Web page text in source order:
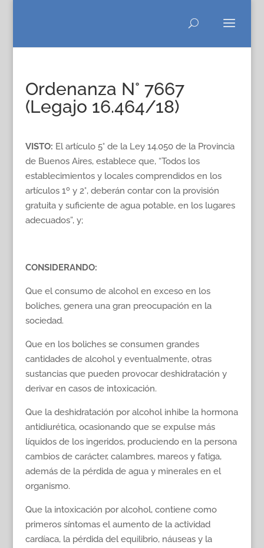
Ordenanza N° 7667
(Legajo 16.464/18)
VISTO: El artículo 5° de la Ley 14.050 de la Provincia
de Buenos Aires, establece que, “Todos los
establecimientos y locales comprendidos en los
artículos 1º y 2°, deberán contar con la provisión
gratuita y suficiente de agua potable, en los lugares
adecuados”, y;
CONSIDERANDO:
Que el consumo de alcohol en exceso en los
boliches, genera una gran preocupación en la
sociedad.
Que en los boliches se consumen grandes
cantidades de alcohol y eventualmente, otras
sustancias que pueden provocar deshidratación y
derivar en casos de intoxicación.
Que la deshidratación por alcohol inhibe la hormona
antidiurética, ocasionando que se expulse más
líquidos de los ingeridos, produciendo en la persona
cambios de carácter, calambres, mareos y fatiga,
además de la pérdida de agua y minerales en el
organismo.
Que la intoxicación por alcohol, contiene como
primeros síntomas el aumento de la actividad
cardíaca, la pérdida del equilibrio, náuseas y la